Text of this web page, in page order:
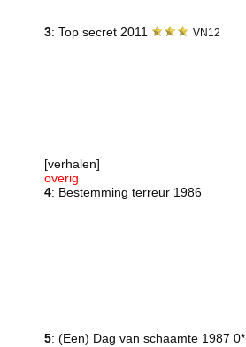
3: Top secret 2011 VN12
[verhalen]
overig
4: Bestemming terreur 1986
5: (Een) Dag van schaamte 1987 0*